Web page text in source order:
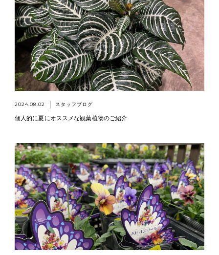
2024.08.02 スタッフブログ
個人的に夏にオススメな観葉植物のご紹介